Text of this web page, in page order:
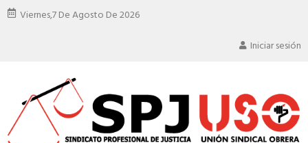
Viernes,7 De Agosto De 2026
Iniciar sesión